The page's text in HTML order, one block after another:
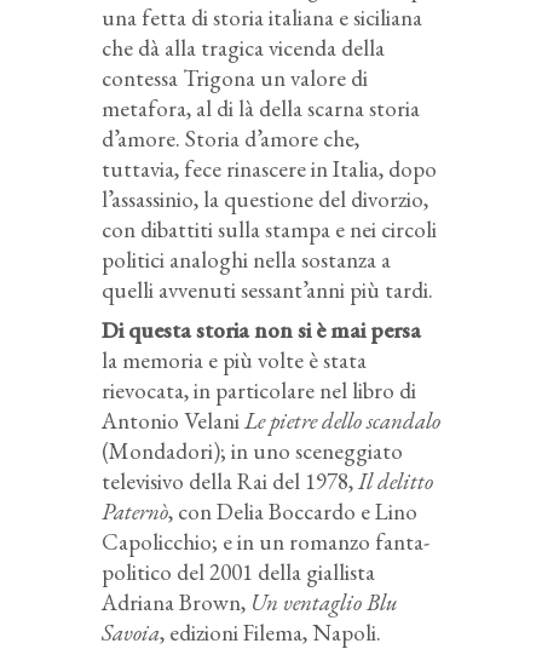
una fetta di storia italiana e siciliana
che dà alla tragica vicenda della
contessa Trigona un valore di
metafora, al di là della scarna storia
d’amore. Storia d’amore che,
tuttavia, fece rinascere in Italia, dopo
l’assassinio, la questione del divorzio,
con dibattiti sulla stampa e nei circoli
politici analoghi nella sostanza a
quelli avvenuti sessant’anni più tardi.
Di questa storia non si è mai persa
la memoria e più volte è stata
rievocata, in particolare nel libro di
Antonio VelaniLe pietre dello scandalo
(Mondadori); in uno sceneggiato
televisivo della Rai del 1978,Il delitto
Paternò, con Delia Boccardo e Lino
Capolicchio; e in un romanzo fanta-
politico del 2001 della giallista
Adriana Brown, Un ventaglio Blu
Savoia, edizioni Filema, Napoli.